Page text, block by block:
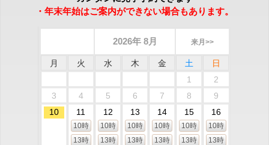
・年末年始はご案内ができない場合もあります。
2026年 8月 来月>>
月 火 水 木 金 土
日
1
2
3
4 5 6 7 8
9
10
11
10時
13時
12
10時
13時
13
10時
13時
14
10時
13時
15
10時
13時
16
10時
13時